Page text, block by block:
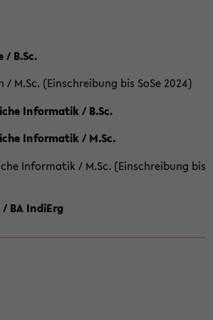
/ B.Sc.
M.Sc. (Einschreibung bis SoSe 2024)
Informatik / B.Sc.
Informatik / M.Sc.
Informatik / M.Sc. (Einschreibung bis
/ BA IndiErg